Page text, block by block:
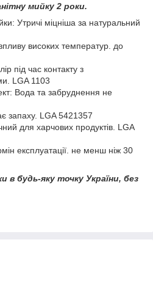
мийку 2 роки.
Утричі міцніша за натуральний
високих температур. до
під час контакту з
LGA 1103
Вода та забруднення не
запаху. LGA 5421357
для харчових продуктів. LGA
експлуатації. не менш ніж 30
в будь-яку точку України, без